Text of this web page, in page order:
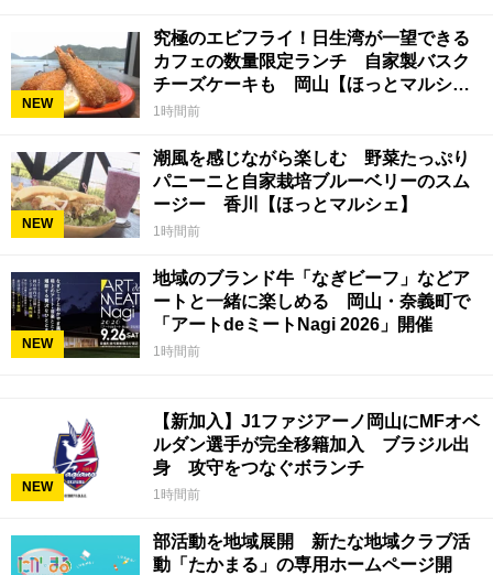
NEW
究極のエビフライ！日生湾が一望できる
カフェの数量限定ランチ 自家製バスク
チーズケーキも 岡山【ほっとマルシ
ェ】
1時間前
NEW
潮風を感じながら楽しむ 野菜たっぷり
パニーニと自家栽培ブルーベリーのスム
ージー 香川【ほっとマルシェ】
1時間前
NEW
地域のブランド牛「なぎビーフ」などア
ートと一緒に楽しめる 岡山・奈義町で
「アートdeミートNagi 2026」開催
1時間前
NEW
【新加入】J1ファジアーノ岡山にMFオベ
ルダン選手が完全移籍加入 ブラジル出
身 攻守をつなぐボランチ
1時間前
部活動を地域展開 新たな地域クラブ活
動「たかまる」の専用ホームページ開